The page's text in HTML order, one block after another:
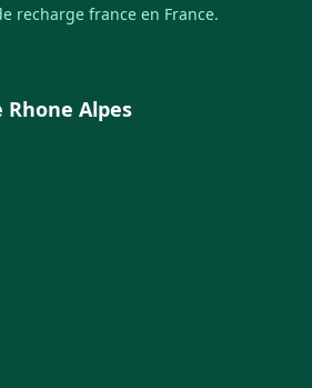
recharge france en France.
Rhone Alpes